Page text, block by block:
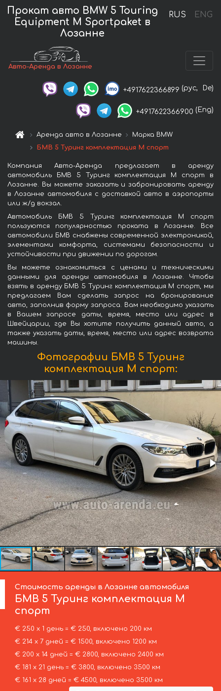
RUS ENG
Прокат авто BMW 5 Touring
Equipment M Sportpaket в
Лозанне
Авто-Аренда в Лозанне
+4917622366899 (рус, De)
+4917622366900 (Eng)
Аренда авто в Лозанне
Марка BMW
БМВ 5 Туринг комплектация М спорт
Компания Авто-Аренда предлагает в аренду
автомобиль БМВ 5 Туринг комплектация М спорт в
Лозанне. Вы можете заказать и забронировать аренду
в Лозанне автомобиля с доставкой авто в аэропорты
или ж/д вокзал.
Автомобиль БМВ 5 Туринг комплектация М спорт
пользуются популярностью проката в Лозанне. Все
автомобили БМВ снабжены современной электроникой,
элементами комфорта, системами безопасности и
устойчивости при движении по дорогам.
Вы можете ознакомиться с ценами и техническими
данными для аренды автомобиля в Лозанне. Чтобы
взять в аренду БМВ 5 Туринг комплектация М спорт, мы
предлагаем Вам сделать запрос на бронирование
авто, заполнив форму запроса. Вам необходимо указать
в Вашем запросе даты, время, место или адрес в
Швейцарии, где Вы хотите получить данный авто, а
также указать даты, время, место или адрес возврата
машины.
Фотографии БМВ 5 Туринг
комплектация М спорт:
Стоимость аренды в Лозанне автомобиля
БМВ 5 Туринг комплектация М
спорт
€ 250 х 1 день = € 250, включено 200 км
€ 214 х 7 дней = € 1500, включено 1200 км
€ 200 х 14 дней = € 2800, включено 2400 км
€ 181 х 21 день = € 3800, включено 3500 км
€ 161 х 28 дней = € 4500, включено 3500 км